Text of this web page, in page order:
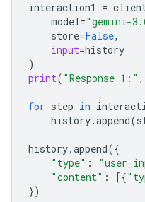
interaction1 =
model="gemini-
store=False,
input=history
)
print( "Response 1:" ,
for step in
history.append(
history.append({
"type" :
"content" : [{
})